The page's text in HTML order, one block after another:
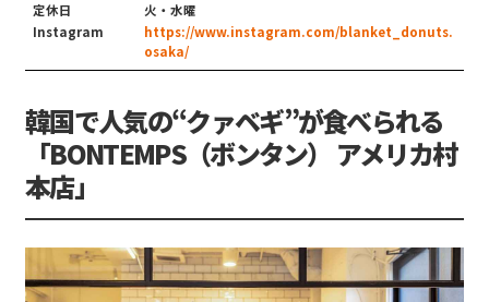
定休日
火・水曜
Instagram
https://www.instagram.com/blanket_donuts.
osaka/
韓国で人気の“クァベギ”が食べられる
「BONTEMPS（ボンタン） アメリカ村
本店」